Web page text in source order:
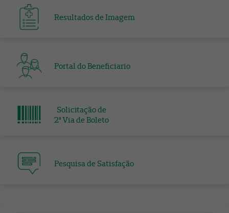
Resultados de Imagem
Portal do Beneficiario
Solicitação de
​​​​​​​2ª Via de Boleto
Pesquisa de Satisfação